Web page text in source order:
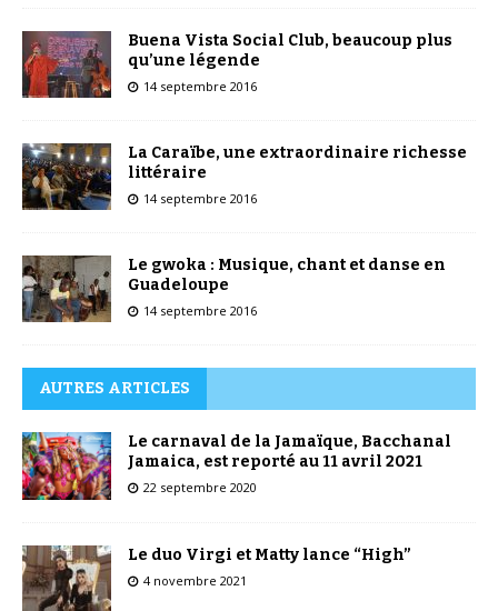
Buena Vista Social Club, beaucoup plus
qu’une légende
14 septembre 2016
La Caraïbe, une extraordinaire richesse
littéraire
14 septembre 2016
Le gwoka : Musique, chant et danse en
Guadeloupe
14 septembre 2016
AUTRES ARTICLES
Le carnaval de la Jamaïque, Bacchanal
Jamaica, est reporté au 11 avril 2021
22 septembre 2020
Le duo Virgi et Matty lance “High”
4 novembre 2021